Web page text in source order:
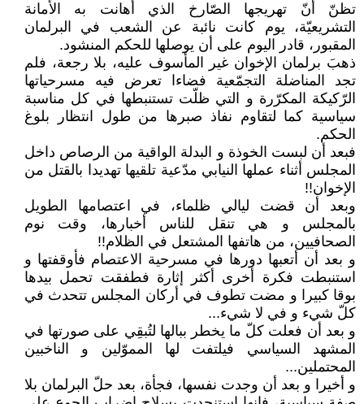
تظنّ أنّ تهريجها الصّارخ الذي أهانت به الأمانة
التشريعيّة، يوم كانت نائبة عن الشعب في البرلمان
المقبور، قادر اليوم على أن يوصلها للحكم المنشود.
ذهبَ برلمان الإخوان غير المأسوف عليه، بلا رجعة، فلم
تجد المناضلة التجمّعية فضاءا تعرض فيه مسرحياتها
الرّكيكة المكرّرة و التي ظلّت تستنبطها في كل مناسبة
سياسية كما لتقاوم نفاذ صبرها من طول انتظار بلوغ
الحكم.
فبعد أن لبست الخوذة و البدلة الواقية من الرصاص داخل
المجلس أثناء عملها النيابي مدّعية تلقيها تهديدا بالقتل من
الإخوان!!
وبعد أن قضت ليالي ظلماء، في اعتصامها الطويل
بالمجلس و هي تنقل للناس أخبارها، وقت نوم
الصحافيين، من هاتفها المشتعل في الظلام!!
و بعد أن أتعبها دورها في مسرحية الاعتصام فأوقفتها و
استنبطت فكرة أخرى أكثر إثارة فطفقت تحمل بيدها
بوقا كبيرا و مضت تطوف في أركان المجلس تتحدث في
كلّ شيء و في لا شيء...
و بعد أن فعلت كلّ ما يخطر ببالها لتُبقِي على صورتها في
المشهد السياسي فيلتفت لها المموّلين و الناخبين
المحتملين...
و أخيرا و بعد أن وجدت نفسها، فجأة، بعد حلّ البرلمان بلا